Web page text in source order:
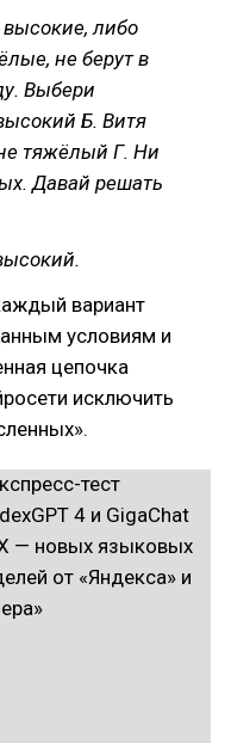
либо
не берут в
Выбери
Б. Витя
тяжёлый Г. Ни
Давай решать
вариант
условиям и
цепочка
исключить